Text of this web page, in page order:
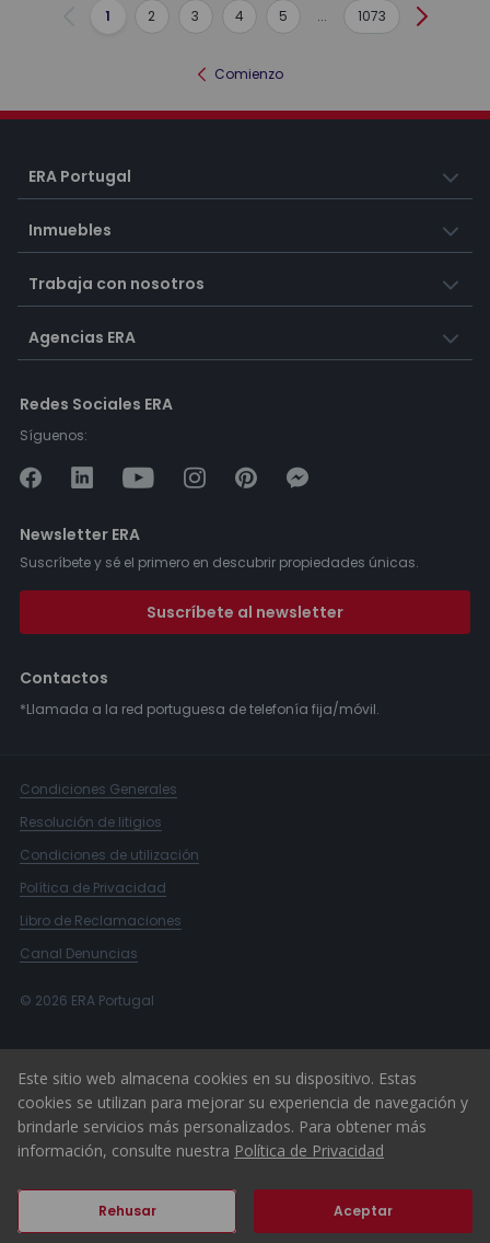
Anterior
1 2 3 4 5 ... 1073
Comienzo
ERA Portugal
Inmuebles
Trabaja con nosotros
Agencias ERA
Redes Sociales ERA
Síguenos:
Newsletter ERA
Suscríbete y sé el primero en descubrir propiedades únicas.
Suscríbete al newsletter
Contactos
*Llamada a la red portuguesa de telefonía fija/móvil.
Condiciones Generales
Resolución de litigios
Condiciones de utilización
Política de Privacidad
Libro de Reclamaciones
Canal Denuncias
© 2026 ERA Portugal
Este sitio web almacena cookies en su dispositivo. Estas
cookies se utilizan para mejorar su experiencia de navegación y
brindarle servicios más personalizados. Para obtener más
información, consulte nuestra Política de Privacidad
Rehusar Aceptar